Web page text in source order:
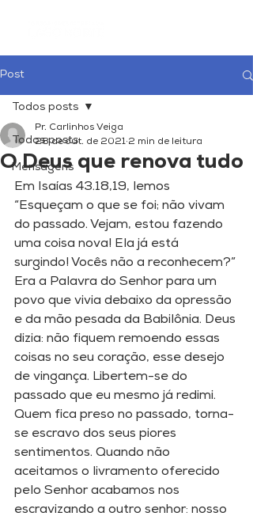
Post
Todos posts
Mensagens
Todos posts
O Deus que renova tudo
Pr. Carlinhos Veiga
28 de out. de 2021 2 min de leitura
Em Isaías 43.18,19, lemos
“Esqueçam o que se foi; não vivam
do passado. Vejam, estou fazendo
uma coisa nova! Ela já está
surgindo! Vocês não a reconhecem?”
Era a Palavra do Senhor para um
povo que vivia debaixo da opressão
e da mão pesada da Babilônia. Deus
dizia: não fiquem remoendo essas
coisas no seu coração, esse desejo
de vingança. Libertem-se do
passado que eu mesmo já redimi.
Quem fica preso no passado, torna-
se escravo dos seus piores
sentimentos. Quando não
aceitamos o livramento oferecido
pelo Senhor acabamos nos
escravizando a outro senhor: nosso